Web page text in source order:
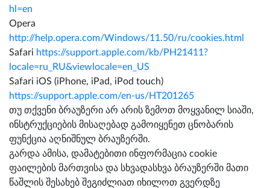
hl=en
Opera
http://help.opera.com/Windows/11.50/ru/cookies.html
Safari https://support.apple.com/kb/PH21411?
locale=ru_RU&viewlocale=en_US
Safari iOS (iPhone, iPad, iPod touch)
https://support.apple.com/en-us/HT201265
თუ თქვენი ბრაუზერი არ არის ზემოთ მოყვანილ სიაში,
ინსტრუქციების მისაღებად გამოიყენეთ ცნობარის
ფუნქცია აღნიშნულ ბრაუზერში.
გარდა ამისა, დამატებითი ინფორმაცია cookie
ფაილების მართვისა და სხვადასხვა ბრაუზერში მათი
წაშლის შესახებ შეგიძლიათ იხილოთ გვერდზე